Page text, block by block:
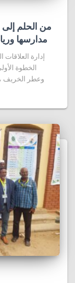
من الحلم إلى
مدارسها
الخطوة
وعطر الخريف ،